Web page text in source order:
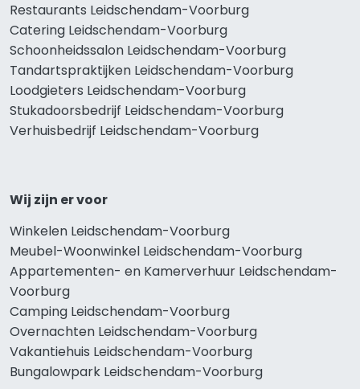
Restaurants Leidschendam-Voorburg
Catering Leidschendam-Voorburg
Schoonheidssalon Leidschendam-Voorburg
Tandartspraktijken Leidschendam-Voorburg
Loodgieters Leidschendam-Voorburg
Stukadoorsbedrijf Leidschendam-Voorburg
Verhuisbedrijf Leidschendam-Voorburg
Wij zijn er voor
Winkelen Leidschendam-Voorburg
Meubel-Woonwinkel Leidschendam-Voorburg
Appartementen- en Kamerverhuur Leidschendam-
Voorburg
Camping Leidschendam-Voorburg
Overnachten Leidschendam-Voorburg
Vakantiehuis Leidschendam-Voorburg
Bungalowpark Leidschendam-Voorburg